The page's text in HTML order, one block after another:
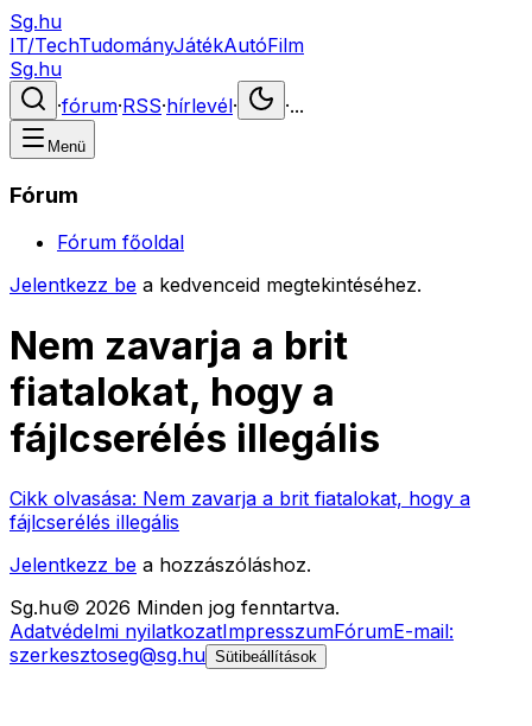
Sg.hu
IT/TechTudományJátékAutóFilm
Sg.hu
·fórum·RSS·hírlevél· ·...
Menü
Fórum
Fórum főoldal
Jelentkezz be a kedvenceid megtekintéséhez.
Nem zavarja a brit
fiatalokat, hogy a
fájlcserélés illegális
Cikk olvasása: Nem zavarja a brit fiatalokat, hogy a
fájlcserélés illegális
Jelentkezz be a hozzászóláshoz.
Sg.hu© 2026 Minden jog fenntartva.
Adatvédelmi nyilatkozatImpresszumFórumE-mail:
szerkesztoseg@sg.hu Sütibeállítások